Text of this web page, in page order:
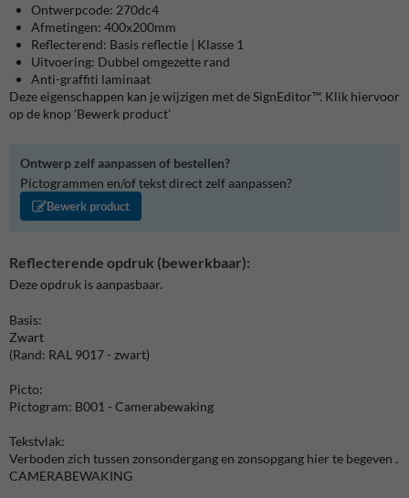
Ontwerpcode: 270dc4
Afmetingen: 400x200mm
Reflecterend: Basis reflectie | Klasse 1
Uitvoering: Dubbel omgezette rand
Anti-graffiti laminaat
Deze eigenschappen kan je wijzigen met de SignEditor™. Klik hiervoor
op de knop 'Bewerk product'
Ontwerp zelf aanpassen of bestellen?
Pictogrammen en/of tekst direct zelf aanpassen?
Bewerk product
Reflecterende opdruk (bewerkbaar):
Deze opdruk is aanpasbaar.
Basis:
Zwart
(Rand: RAL 9017 - zwart)
Picto:
Pictogram: B001 - Camerabewaking
Tekstvlak:
Verboden zich tussen zonsondergang en zonsopgang hier te begeven .
CAMERABEWAKING